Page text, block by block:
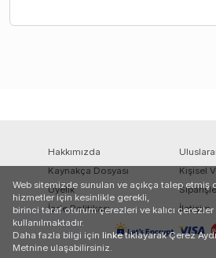
Hakkımızda
Kaynakça Dosyası
Kişisel
Üyelik
İade Politikası
İletişim
Web sitemizde sunulan ve açıkça talep etmiş
hizmetler için kesinlikle gerekli,
birinci taraf oturum çerezleri ve kalıcı çerezler
kullanılmaktadır.
Daha fazla bilgi için linke tıklayarak Çerez
Metnine ulaşabilirsiniz.